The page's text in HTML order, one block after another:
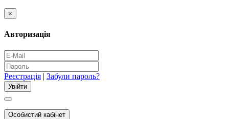
×
Авторизація
Реєстрація | Забули пароль?
Особистий кабінет